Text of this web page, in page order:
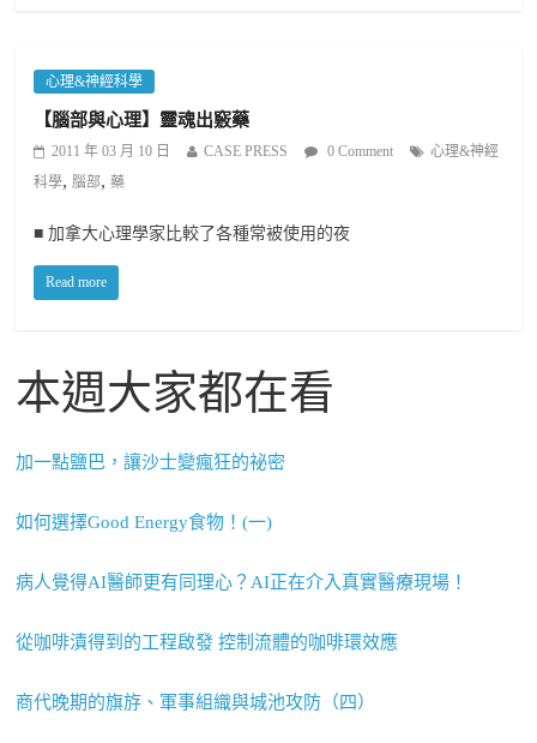
心理&神經科學
【腦部與心理】靈魂出竅藥
2011 年 03 月 10 日 CASE PRESS 0 Comment
心理&神經
科學,腦部,藥
■ 加拿大心理學家比較了各種常被使用的夜
Read more
本週大家都在看
加一點鹽巴，讓沙士變瘋狂的祕密
如何選擇Good Energy食物！(一)
病人覺得AI醫師更有同理心？AI正在介入真實醫療現場！
從咖啡漬得到的工程啟發 控制流體的咖啡環效應
商代晚期的旗斿、軍事組織與城池攻防（四）